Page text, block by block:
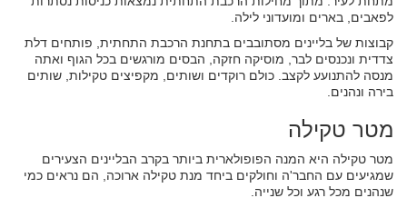
לפאבים, בארים ומועדוני לילה.
קבוצות של בליינים מסתובבים בתחנת הרכבת התחתית, פותחים דלת
צדדית ונכנסים לבר, מוסיקה חזקה, הבסים מורגשים בכל הגוף ואתה
מנסה להתנועע לקצב. כולם רוקדים ושותים, מקפיצים טקילות, שותים
בירה ונהנים.
מטר טקילה
מטר טקילה היא המנה הפופולארית ביותר בקרב הבליינים הצעירים
שמגיעים עם החבר'ה וחולקים ביחד מנת טקילה ארוכה, הם נראים כמי
שנהנים מכל רגע וכל שנייה.